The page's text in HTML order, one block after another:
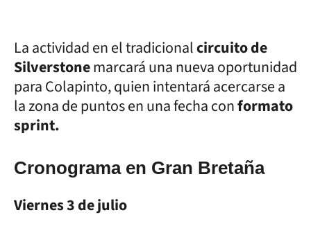
La actividad en el tradicionalcircuito de
Silverstonemarcará una nueva oportunidad
para Colapinto, quien intentará acercarse a
la zona de puntos en una fecha conformato
sprint.
Cronograma en Gran Bretaña
Viernes 3 de julio